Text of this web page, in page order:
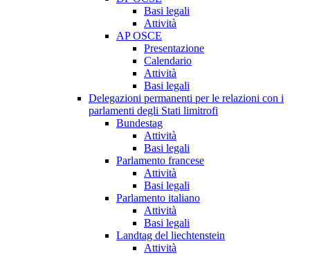
Basi legali
Attività
AP OSCE
Presentazione
Calendario
Attività
Basi legali
Delegazioni permanenti per le relazioni con i
parlamenti degli Stati limitrofi
Bundestag
Attività
Basi legali
Parlamento francese
Attività
Basi legali
Parlamento italiano
Attività
Basi legali
Landtag del liechtenstein
Attività